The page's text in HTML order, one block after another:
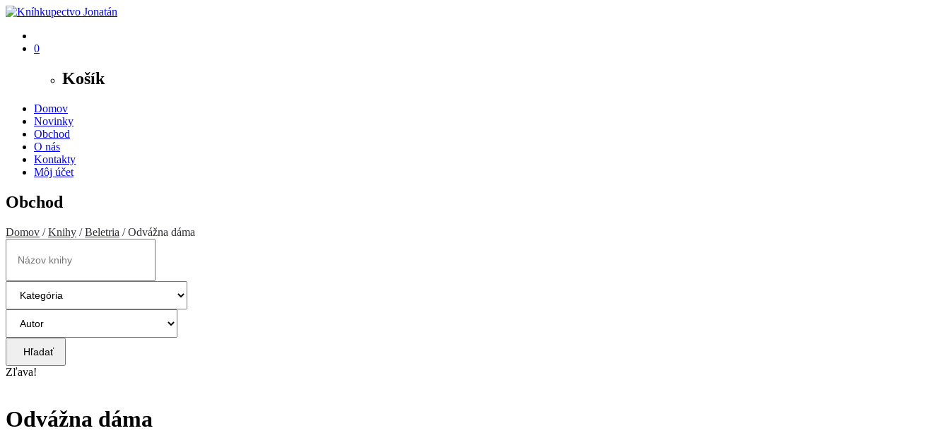
0
Košík
Domov
Novinky
Obchod
O nás
Kontakty
Môj účet
Obchod
Domov /Knihy /Beletria / Odvážna dáma
Hľadať
Zľava!
Odvážna dáma